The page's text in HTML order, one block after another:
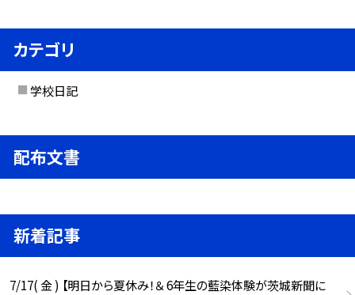
カテゴリ
学校日記
配布文書
新着記事
7/17( 金 ) 【明日から夏休み！＆ 6年生の藍染体験が茨城新聞に